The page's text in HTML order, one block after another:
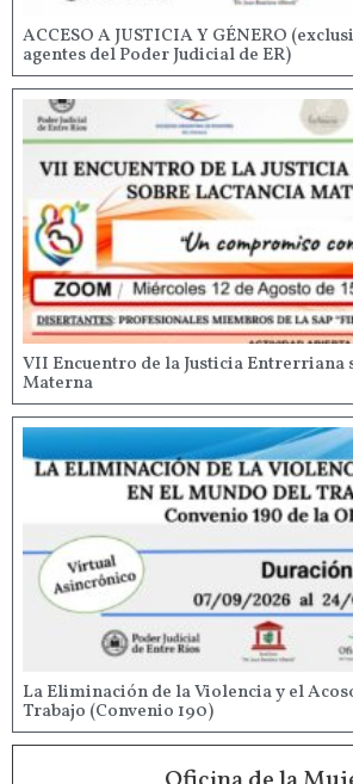
ACCESO A JUSTICIA Y GÉNERO
agentes del Poder Judicial de ER)
VII Encuentro de la Justicia Entrerriana
Materna
La Eliminación de la Violencia y el
Trabajo (Convenio 190)